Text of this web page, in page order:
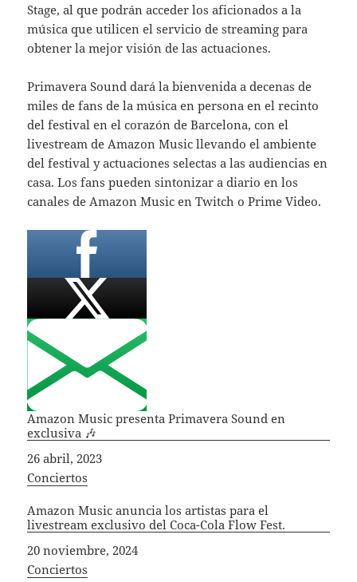
Stage, al que podrán acceder los aficionados a la
música que utilicen el servicio de streaming para
obtener la mejor visión de las actuaciones.
Primavera Sound dará la bienvenida a decenas de
miles de fans de la música en persona en el recinto
del festival en el corazón de Barcelona, con el
livestream de Amazon Music llevando el ambiente
del festival y actuaciones selectas a las audiencias en
casa. Los fans pueden sintonizar a diario en los
canales de Amazon Music en Twitch o Prime Video.
Amazon Music presenta Primavera Sound en
exclusiva 🎶
Fecha
26 abril, 2023
In relation to
Conciertos
Amazon Music anuncia los artistas para el
livestream exclusivo del Coca-Cola Flow Fest.
Fecha
20 noviembre, 2024
In relation to
Conciertos